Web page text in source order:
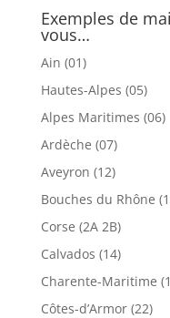
Exemples de
vous…
Ain (01)
Hautes-Alpes (05)
Alpes Maritimes (06)
Ardèche (07)
Aveyron (12)
Bouches du Rhône
Corse (2A 2B)
Calvados (14)
Charente-Maritime
Côtes-d’Armor (22)